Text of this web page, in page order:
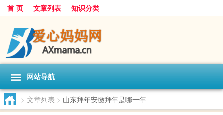
首 页 文章列表 知识分类
网站导航
> 文章列表 > 山东拜年安徽拜年是哪一年